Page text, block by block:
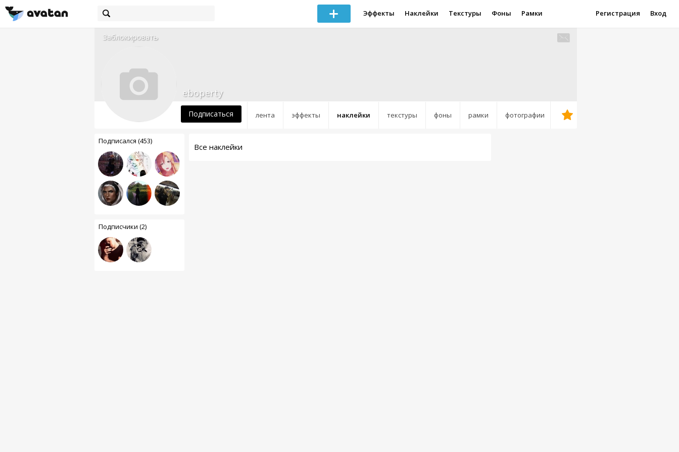
Эффекты Наклейки Текстуры Фоны Рамки Регистрация Вход
Заблокировать
лента эффекты наклейки текстуры фоны рамки фотографии
eboperty
Подписаться
Подписался (453)
Подписчики (2)
Все наклейки